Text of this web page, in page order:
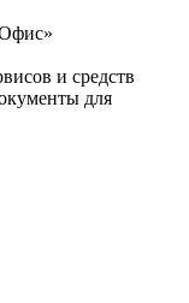
и средств
для